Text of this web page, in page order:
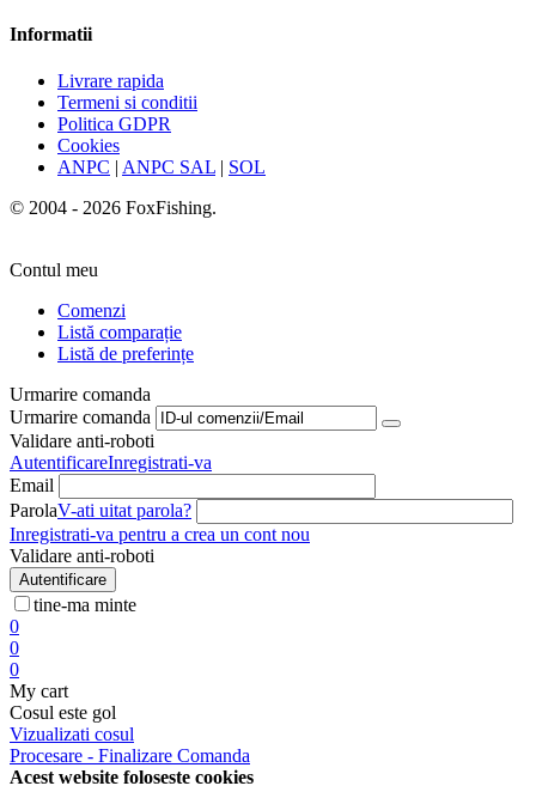
Informatii
Livrare rapida
Termeni si conditii
Politica GDPR
Cookies
ANPC | ANPC SAL | SOL
© 2004 - 2026 FoxFishing.
Contul meu
Comenzi
Listă comparație
Listă de preferințe
Urmarire comanda
Urmarire comanda
Validare anti-roboti
AutentificareInregistrati-va
Email
ParolaV-ati uitat parola?
Inregistrati-va pentru a crea un cont nou
Validare anti-roboti
Autentificare
tine-ma minte
0
0
0
My cart
Cosul este gol
Vizualizati cosul
Procesare - Finalizare Comanda
Acest website foloseste cookies